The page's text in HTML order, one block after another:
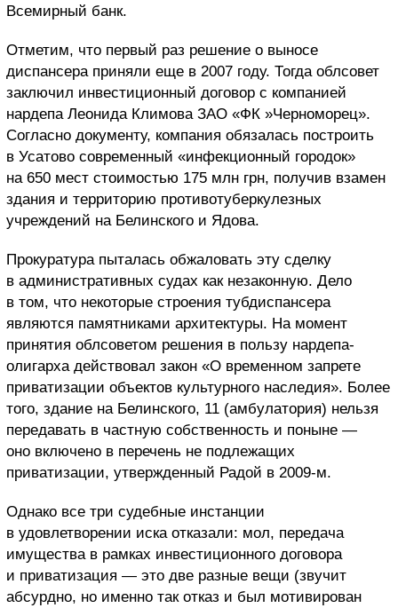
Всемирный банк.
Отметим, что первый раз решение о выносе
диспансера приняли еще в 2007 году. Тогда облсовет
заключил инвестиционный договор с компанией
нардепа Леонида Климова ЗАО «ФК »Черноморец».
Согласно документу, компания обязалась построить
в Усатово современный «инфекционный городок»
на 650 мест стоимостью 175 млн грн, получив взамен
здания и территорию противотуберкулезных
учреждений на Белинского и Ядова.
Прокуратура пыталась обжаловать эту сделку
в административных судах как незаконную. Дело
в том, что некоторые строения тубдиспансера
являются памятниками архитектуры. На момент
принятия облсоветом решения в пользу нардепа-
олигарха действовал закон «О временном запрете
приватизации объектов культурного наследия». Более
того, здание на Белинского, 11 (амбулатория) нельзя
передавать в частную собственность и поныне —
оно включено в перечень не подлежащих
приватизации, утвержденный Радой в 2009-м.
Однако все три судебные инстанции
в удовлетворении иска отказали: мол, передача
имущества в рамках инвестиционного договора
и приватизация — это две разные вещи (звучит
абсурдно, но именно так отказ и был мотивирован